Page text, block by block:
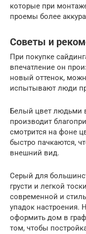
которые при
проемы более
Советы и
При покупке
впечатление он
новый оттенок,
испытывают люди
Белый цвет людьми
производит
смотрится на фоне
быстро пачкаются,
внешний вид.
Серый для
грусти и легкой
современной и
упадок настроения.
оформить дом в
том, чтобы